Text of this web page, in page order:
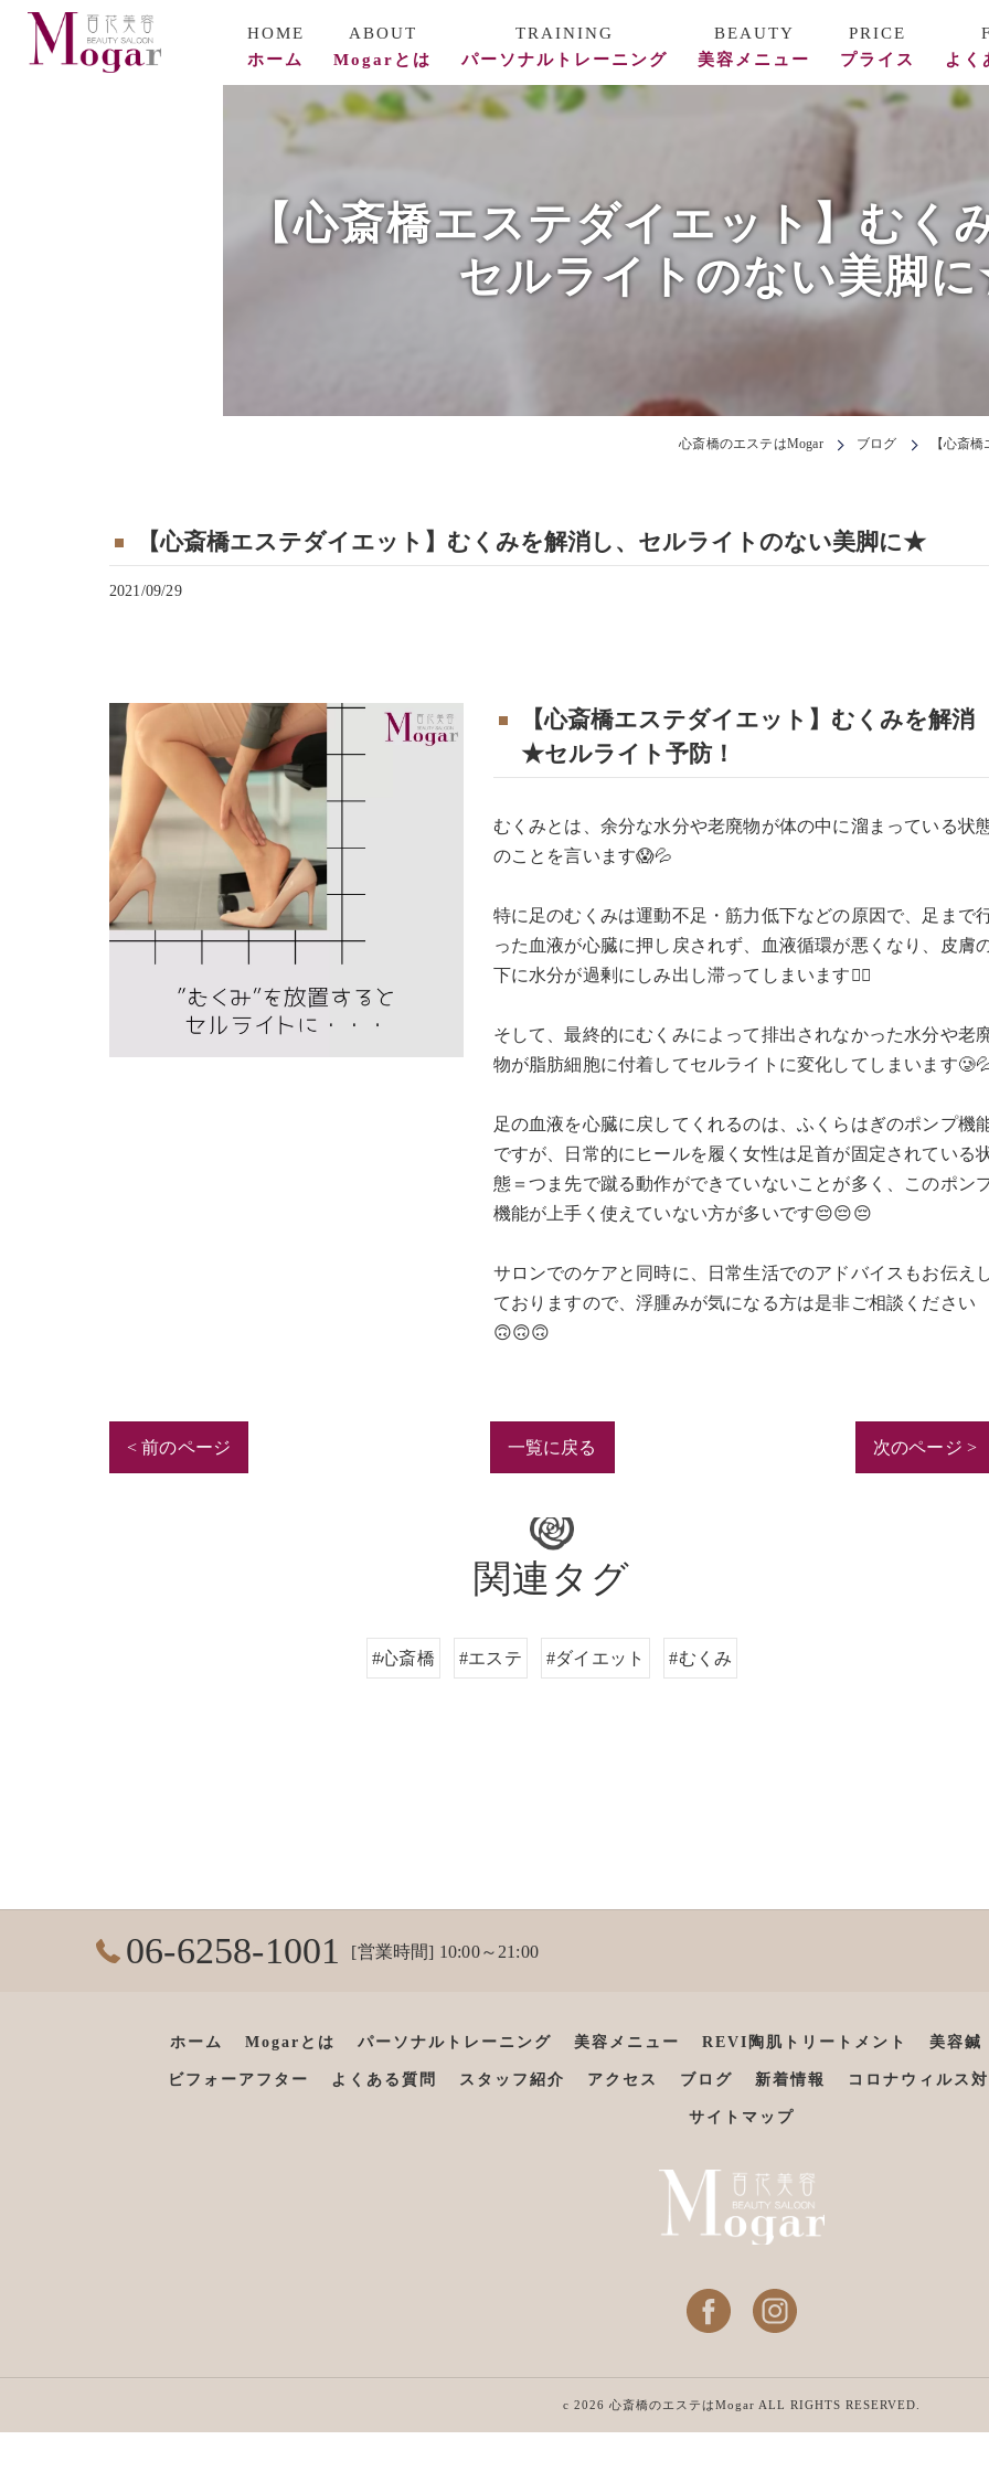
ホーム Mogarとは パーソナルトレーニング 美容メニュー
頭蓋骨矯正・整体
エステ
プライス よく
【心斎橋エステダイエット】むく
セルライトのない美脚
心斎橋のエステはMogar ブログ 【心斎
【心斎橋エステダイエット】むくみを解消し、セルライトのない美脚に★
2021/09/29
【心斎橋エステダイエット】むくみを解消
★セルライト予防！
むくみとは、余分な水分や老廃物が体の中に溜まっている状
のことを言います😱💦
特に足のむくみは運動不足・筋力低下などの原因で、足まで
った血液が心臓に押し戻されず、血液循環が悪くなり、皮膚
下に水分が過剰にしみ出し滞ってしまいます😵‍💫
そして、最終的にむくみによって排出されなかった水分や老
物が脂肪細胞に付着してセルライトに変化してしまいます
足の血液を心臓に戻してくれるのは、ふくらはぎのポンプ機
ですが、日常的にヒールを履く女性は足首が固定されている
態＝つま先で蹴る動作ができていないことが多く、このポン
機能が上手く使えていない方が多いです😔😔😔
サロンでのケアと同時に、日常生活でのアドバイスもお伝え
ておりますので、浮腫みが気になる方は是非ご相談ください
🙃🙃🙃
< 前のページ 一覧に戻る 次のページ >
関連タグ
#心斎橋 #エステ #ダイエット #むくみ
06-6258-1001 [営業時間] 10:00～21:00
ホーム Mogarとは パーソナルトレーニング 美容メニュー REVI陶肌トリートメント 美容鍼
ビフォーアフター よくある質問 スタッフ紹介 アクセス ブログ 新着情報 コロナウィルス
サイトマップ
c 2026 心斎橋のエステはMogar ALL RIGHTS RESERVED.